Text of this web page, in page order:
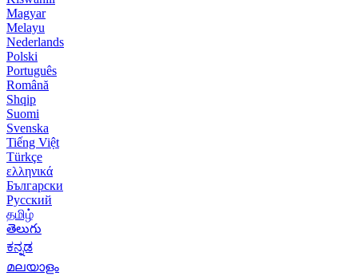
Magyar
Melayu
Nederlands
Polski
Português
Română
Shqip
Suomi
Svenska
Tiếng Việt
Türkçe
ελληνικά
Български
Русский
தமிழ்
తెలుగు
ಕನ್ನಡ
മലയാളം